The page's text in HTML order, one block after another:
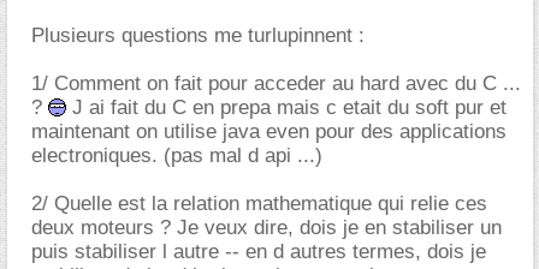
Plusieurs questions me turlupinnent :
1/ Comment on fait pour acceder au hard avec du C ...
?
J ai fait du C en prepa mais c etait du soft pur et
maintenant on utilise java even pour des applications
electroniques. (pas mal d api ...)
2/ Quelle est la relation mathematique qui relie ces
deux moteurs ? Je veux dire, dois je en stabiliser un
puis stabiliser l autre -- en d autres termes, dois je